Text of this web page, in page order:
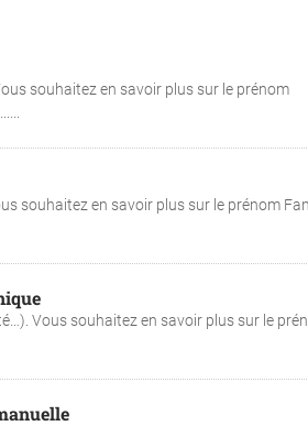
souhaitez en savoir plus sur le prénom
souhaitez en savoir plus sur le prénom
Vous souhaitez en savoir plus sur le